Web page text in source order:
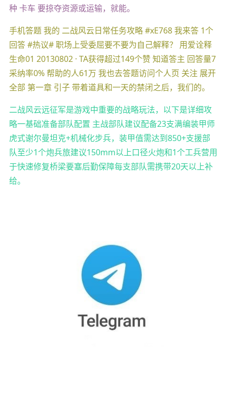
种 卡车 要掠夺资源或运输，就能。
手机答题 我的 二战风云日常任务攻略 #xE768 我来答 1个
回答 #热议# 职场上受委屈要不要为自己解释？ 用爱诠释
生命01 20130802 · TA获得超过149个赞 知道答主 回答量7
采纳率0% 帮助的人61万 我也去答题访问个人页 关注 展开
全部 第一章 引子 带着道具和一天的禁闭之后，我们的。
二战风云远征军是游戏中重要的战略玩法，以下是详细攻
略一基础准备部队配置 主战部队建议配备23支满编装甲师
虎式谢尔曼坦克+机械化步兵，装甲值需达到850+支援部
队至少1个炮兵旅建议150mm以上口径火炮和1个工兵营用
于快速修复桥梁要塞后勤保障每支部队需携带20天以上补
给。